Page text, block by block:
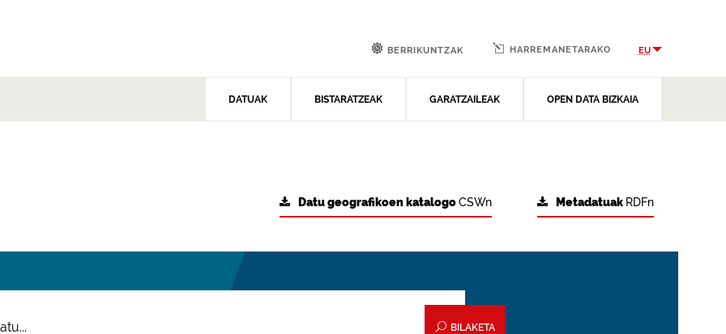
DATUAK BISTARATZEAK GARATZAILEAK OPEN DATA BIZKAIA
BERRIKUNTZAK HARREMANETARAKO EU
Metadatuak RDFn
Datu geografikoen katalogoCSWn
BILAKETA